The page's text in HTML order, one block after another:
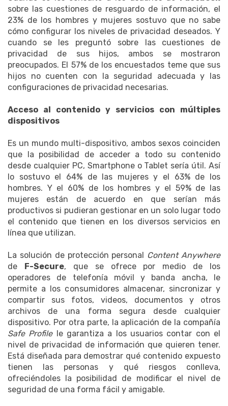
sobre las cuestiones de resguardo de información, el
23% de los hombres y mujeres sostuvo que no sabe
cómo configurar los niveles de privacidad deseados. Y
cuando se les preguntó sobre las cuestiones de
privacidad de sus hijos, ambos se mostraron
preocupados. El 57% de los encuestados teme que sus
hijos no cuenten con la seguridad adecuada y las
configuraciones de privacidad necesarias.
Acceso al contenido y servicios con múltiples
dispositivos
Es un mundo multi-dispositivo, ambos sexos coinciden
que la posibilidad de acceder a todo su contenido
desde cualquier PC, Smartphone o Tablet sería útil. Así
lo sostuvo el 64% de las mujeres y el 63% de los
hombres. Y el 60% de los hombres y el 59% de las
mujeres están de acuerdo en que serían más
productivos si pudieran gestionar en un solo lugar todo
el contenido que tienen en los diversos servicios en
línea que utilizan.
La solución de protección personal Content Anywhere
de F-Secure, que se ofrece por medio de los
operadores de telefonía móvil y banda ancha, le
permite a los consumidores almacenar, sincronizar y
compartir sus fotos, videos, documentos y otros
archivos de una forma segura desde cualquier
dispositivo. Por otra parte, la aplicación de la compañía
Safe Profilele garantiza a los usuarios contar con el
nivel de privacidad de información que quieren tener.
Está diseñada para demostrar qué contenido expuesto
tienen las personas y qué riesgos conlleva,
ofreciéndoles la posibilidad de modificar el nivel de
seguridad de una forma fácil y amigable.